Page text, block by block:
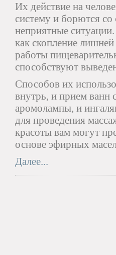
Их действие на
систему и борются со
неприятные
как скопление
работы
способствуют
Способов их
внутрь, и прием ванн
аромолампы, и
для проведения
красоты вам могут
основе эфирных
Далее...